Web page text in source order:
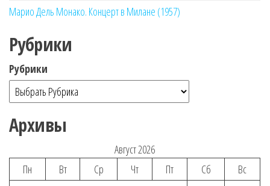
Марио Дель Монако. Концерт в Милане (1957)
Рубрики
Рубрики
Архивы
Август 2026
Пн
Вт Ср Чт Пт Сб
Вс